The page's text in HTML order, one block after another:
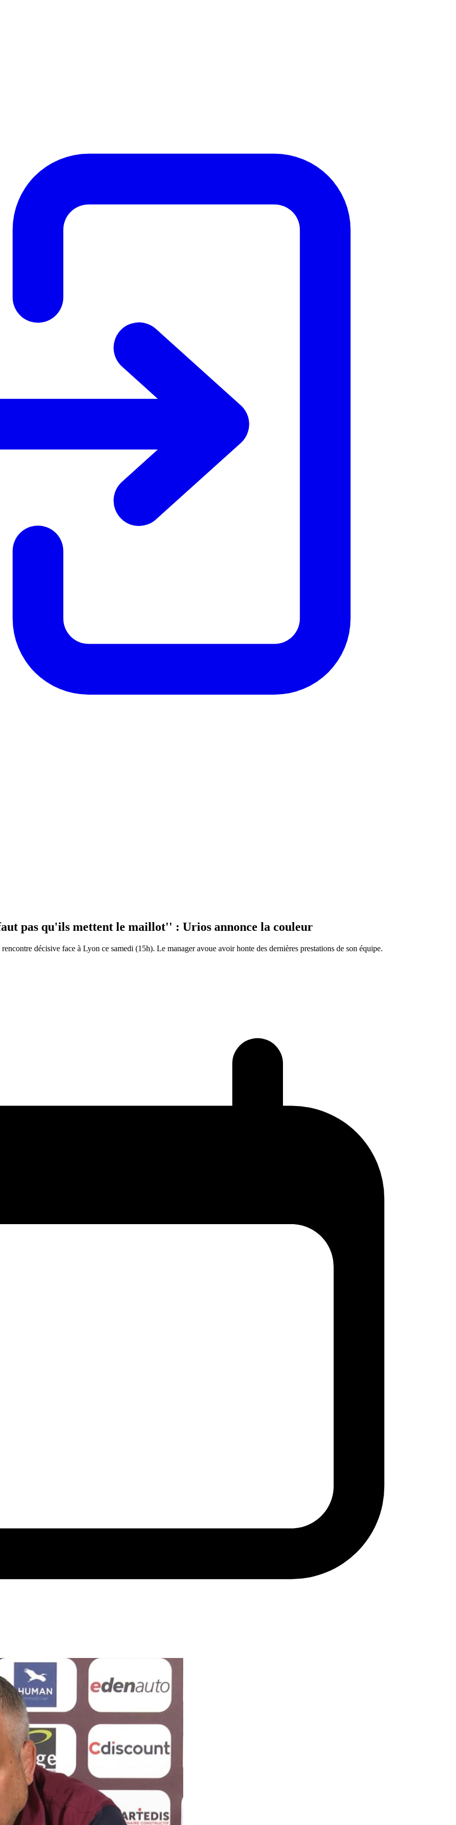
pas qu'ils mettent le maillot'' : Urios annonce la couleur
décisive face à Lyon ce samedi (15h). Le manager avoue avoir honte des dernières prestations de son équipe.